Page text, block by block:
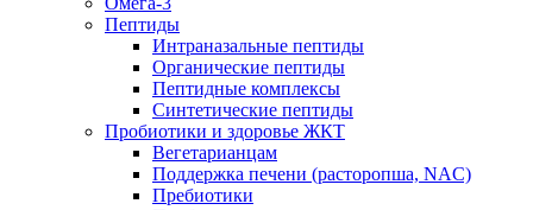
Пептиды
Интраназальные пептиды
Органические пептиды
Пептидные комплексы
Синтетические пептиды
Пробиотики и здоровье ЖКТ
Вегетарианцам
Поддержка печени (расторопша, NAC)
Пребиотики